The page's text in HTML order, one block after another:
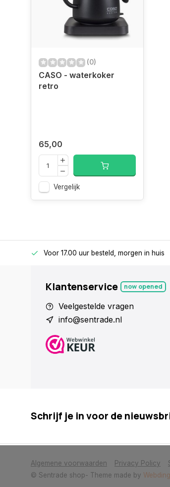
(0)
CASO - waterkoker
retro
65,00
Vergelijk
Voor 17.00 uur besteld, morgen in huis
Klantenservice now opened
Veelgestelde vragen
info@sentrade.nl
Schrijf je in voor de
Algemene voorwaarden Privacy Policy
© Sentrade shop- Theme made by